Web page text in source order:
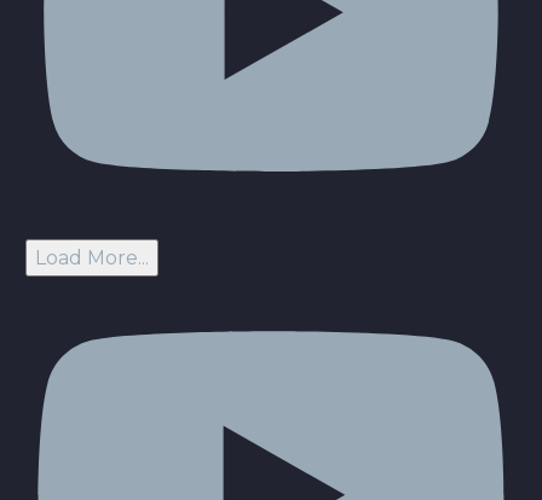
Load More...